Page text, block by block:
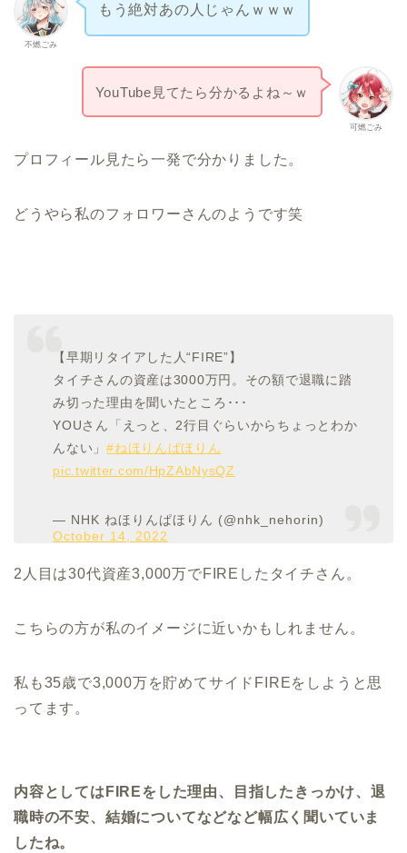
不燃ごみ
もう絶対あの人じゃんｗｗｗ
可燃ごみ
YouTube見てたら分かるよね～ｗ
プロフィール見たら一発で分かりました。
どうやら私のフォロワーさんのようです笑
【早期リタイアした人“FIRE”】
タイチさんの資産は3000万円。その額で退職に踏
み切った理由を聞いたところ･･･
YOUさん「えっと、2行目ぐらいからちょっとわか
んない」#ねほりんぱほりん
pic.twitter.com/HpZAbNysQZ
— NHK ねほりんぱほりん (@nhk_nehorin)
October 14, 2022
2人目は30代資産3,000万でFIREしたタイチさん。
こちらの方が私のイメージに近いかもしれません。
私も35歳で3,000万を貯めてサイドFIREをしようと思
ってます。
内容としてはFIREをした理由、目指したきっかけ、退
職時の不安、結婚についてなどなど幅広く聞いていま
したね。